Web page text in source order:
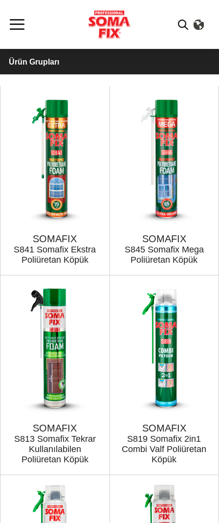
Ürün Grupları
SOMAFIX
S841 Somafix Ekstra
Poliüretan Köpük
SOMAFIX
S845 Somafix Mega
Poliüretan Köpük
SOMAFIX
S813 Somafix Tekrar
Kullanılabilen
Poliüretan Köpük
SOMAFIX
S819 Somafix 2in1
Combi Valf Poliüretan
Köpük